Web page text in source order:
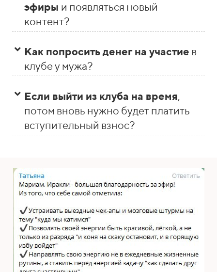
эфиры и появляться новый
контент?
Как попросить денег на участие в
клубе у мужа?
Если выйти из клуба на время,
потом вновь нужно будет платить
вступительный взнос?